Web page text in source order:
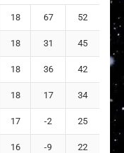
18 67 52
18 31 45
18 36 42
18 17 34
17 -2 25
16 -9 22